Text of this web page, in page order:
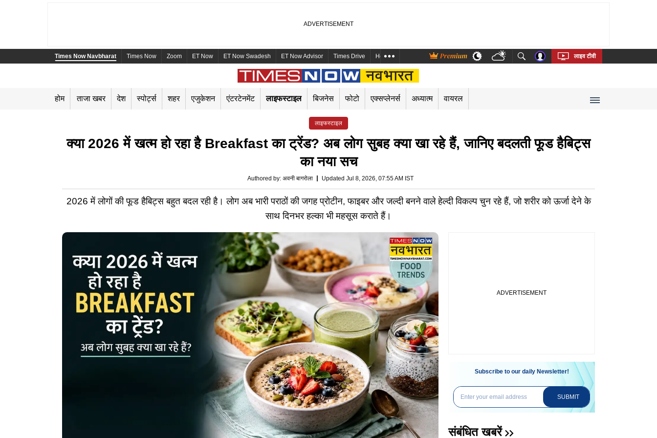
Times Now Navbharat Times Now Zoom ET Now ET Now Swadesh ET Now Advisor Times Drive Health and Me Marathi Bengali Telugu Tamil Kannada Malayalam
लाइव टीवी
होम ताजा खबर देश स्पोर्ट्स शहर एजुकेशन एंटरटेनमेंट लाइफस्टाइल बिजनेस फोटो एक्सप्लेनर्स अध्यात्म वायरल
लाइफस्टाइल
क्या 2026 में खत्म हो रहा है Breakfast का ट्रेंड? अब लोग सुबह क्या खा रहे हैं, जानिए बदलती फूड हैबिट्स
का नया सच
Authored by: अवनी बागरोला Updated Jul 8, 2026, 07:55 AM IST
2026 में लोगों की फूड हैबिट्स बहुत बदल रही है। लोग अब भारी पराठों की जगह प्रोटीन, फाइबर और जल्दी बनने वाले हेल्दी विकल्प चुन रहे हैं, जो शरीर को ऊर्जा देने के
साथ दिनभर हल्का भी महसूस कराते हैं।
Subscribe to our daily Newsletter!
SUBMIT
संबंधित खबरें